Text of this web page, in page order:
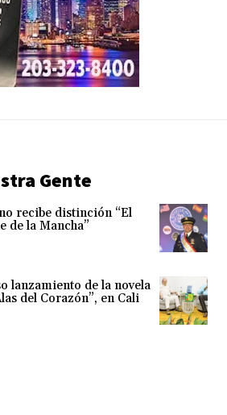
Gente
recibe distinción “El
de la Mancha”
lanzamiento de la novela
del Corazón”, en Cali